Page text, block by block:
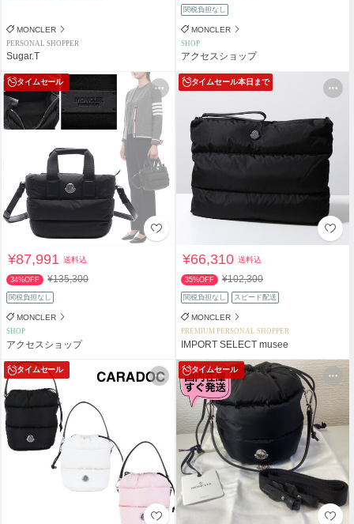
MONCLER
PERSONAL SHOPPER
Sugar.T
関税負担なし
MONCLER
SHOP
アクセスショップ
タイムセール
¥87,991送料込
34%OFF ¥135,300
関税負担なし
MONCLER
SHOP
アクセスショップ
タイムセール本日まで
¥66,310送料込
35%OFF ¥102,300
関税負担なし スピード配送
MONCLER
PREMIUM PERSONAL SHOPPER
IMPORT SELECT musee
タイムセール タイムセール